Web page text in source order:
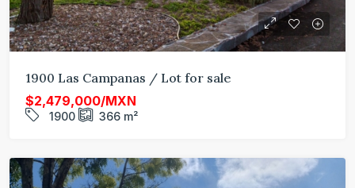
1900 Las Campanas / Lot for sale
$2,479,000/MXN
1900 366 m²